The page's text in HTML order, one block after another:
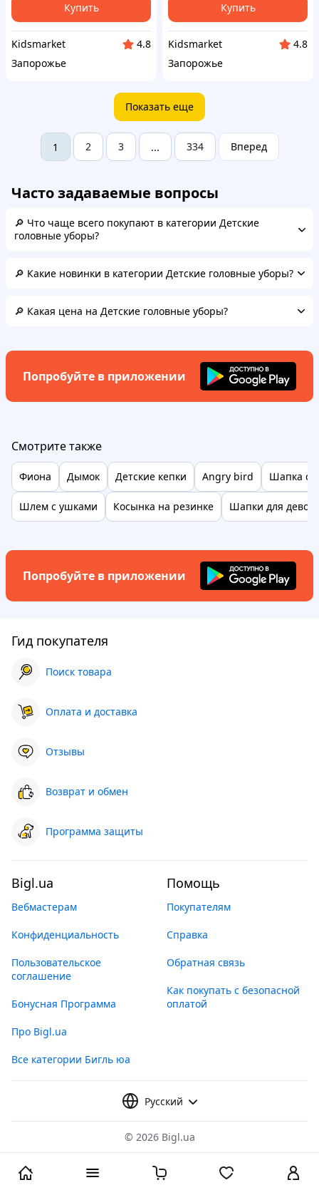
Купить
Kidsmarket
4.8
Запорожье
Купить
Kidsmarket
4.8
Запорожье
Показать еще
1 2 3 ... 334 Вперед
Часто задаваемые вопросы
🔎 Что чаще всего покупают в категории Детские
головные уборы?
🔎 Какие новинки в категории Детские головные уборы?
🔎 Какая цена на Детские головные уборы?
Попробуйте в приложении
Смотрите также
Фиона Дымок Детские кепки Angry bird Шапка
Шлем с ушками Косынка на резинке Шапки для
Попробуйте в приложении
Гид покупателя
Поиск товара
Оплата и доставка
Отзывы
Возврат и обмен
Программа защиты
Bigl.ua
Вебмастерам
Конфиденциальность
Пользовательское
соглашение
Бонусная Программа
Про Bigl.ua
Все категории Бигль юа
Помощь
Покупателям
Справка
Обратная связь
Как покупать с безопасной
оплатой
Русский
© 2026 Bigl.ua